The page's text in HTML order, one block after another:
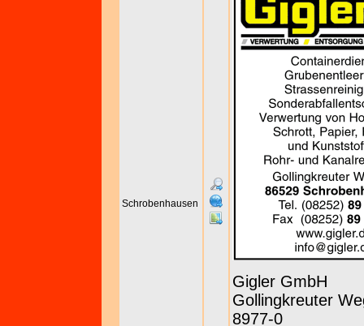
Schrobenhausen
Gigler GmbH
Gollingkreuter
8977-0